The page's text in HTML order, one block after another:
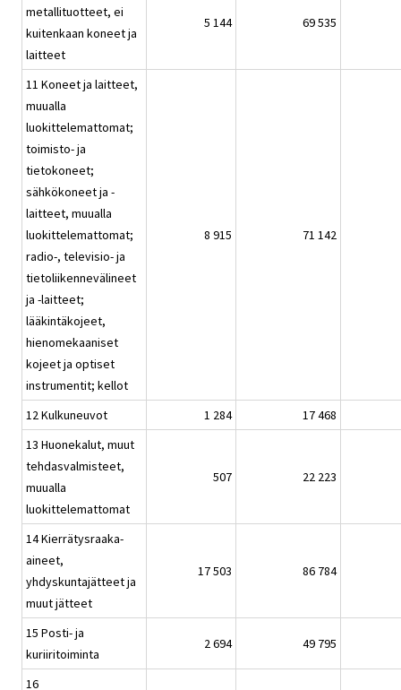
metallituotteet, ei
kuitenkaan koneet ja
laitteet
5 144 69 535
11 Koneet ja laitteet,
muualla
luokittelemattomat;
toimisto- ja
tietokoneet;
sähkökoneet ja -
laitteet, muualla
luokittelemattomat;
radio-, televisio- ja
tietoliikennevälineet
ja -laitteet;
lääkintäkojeet,
hienomekaaniset
kojeet ja optiset
instrumentit; kellot
8 915 71 142
12 Kulkuneuvot 1 284
17 468
13 Huonekalut, muut
tehdasvalmisteet,
muualla
luokittelemattomat
507 22 223
14 Kierrätysraaka-
aineet,
yhdyskuntajätteet ja
muut jätteet
17 503 86 784
15 Posti- ja
kuriiritoiminta
2 694 49 795
16